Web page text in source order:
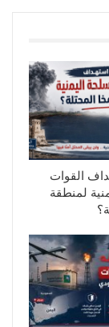
القوات
لمنطقة